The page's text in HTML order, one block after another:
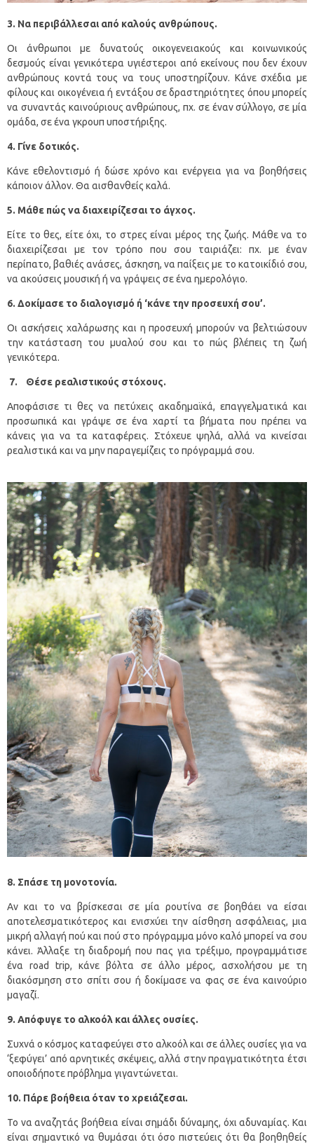
3. Να περιβάλλεσαι από καλούς ανθρώπους.
Οι άνθρωποι με δυνατούς οικογενειακούς και κοινωνικούς
δεσμούς είναι γενικότερα υγιέστεροι από εκείνους που δεν έχουν
ανθρώπους κοντά τους να τους υποστηρίζουν. Κάνε σχέδια με
φίλους και οικογένεια ή εντάξου σε δραστηριότητες όπου μπορείς
να συναντάς καινούριους ανθρώπους, πχ. σε έναν σύλλογο, σε μία
ομάδα, σε ένα γκρουπ υποστήριξης.
4. Γίνε δοτικός.
Κάνε εθελοντισμό ή δώσε χρόνο και ενέργεια για να βοηθήσεις
κάποιον άλλον. Θα αισθανθείς καλά.
5. Μάθε πώς να διαχειρίζεσαι το άγχος.
Είτε το θες, είτε όχι, το στρες είναι μέρος της ζωής. Μάθε να το
διαχειρίζεσαι με τον τρόπο που σου ταιριάζει: πχ. με έναν
περίπατο, βαθιές ανάσες, άσκηση, να παίξεις με το κατοικίδιό σου,
να ακούσεις μουσική ή να γράψεις σε ένα ημερολόγιο.
6. Δοκίμασε το διαλογισμό ή ‘κάνε την προσευχή σου’.
Οι ασκήσεις χαλάρωσης και η προσευχή μπορούν να βελτιώσουν
την κατάσταση του μυαλού σου και το πώς βλέπεις τη ζωή
γενικότερα.
7. Θέσε ρεαλιστικούς στόχους.
Αποφάσισε τι θες να πετύχεις ακαδημαϊκά, επαγγελματικά και
προσωπικά και γράψε σε ένα χαρτί τα βήματα που πρέπει να
κάνεις για να τα καταφέρεις. Στόχευε ψηλά, αλλά να κινείσαι
ρεαλιστικά και να μην παραγεμίζεις το πρόγραμμά σου.
8. Σπάσε τη μονοτονία.
Αν και το να βρίσκεσαι σε μία ρουτίνα σε βοηθάει να είσαι
αποτελεσματικότερος και ενισχύει την αίσθηση ασφάλειας, μια
μικρή αλλαγή πού και πού στο πρόγραμμα μόνο καλό μπορεί να σου
κάνει. Άλλαξε τη διαδρομή που πας για τρέξιμο, προγραμμάτισε
ένα road trip, κάνε βόλτα σε άλλο μέρος, ασχολήσου με τη
διακόσμηση στο σπίτι σου ή δοκίμασε να φας σε ένα καινούριο
μαγαζί.
9. Απόφυγε το αλκοόλ και άλλες ουσίες.
Συχνά ο κόσμος καταφεύγει στο αλκοόλ και σε άλλες ουσίες για να
‘ξεφύγει’ από αρνητικές σκέψεις, αλλά στην πραγματικότητα έτσι
οποιοδήποτε πρόβλημα γιγαντώνεται.
10. Πάρε βοήθεια όταν το χρειάζεσαι.
Το να αναζητάς βοήθεια είναι σημάδι δύναμης, όχι αδυναμίας. Και
είναι σημαντικό να θυμάσαι ότι όσο πιστεύεις ότι θα βοηθηθείς